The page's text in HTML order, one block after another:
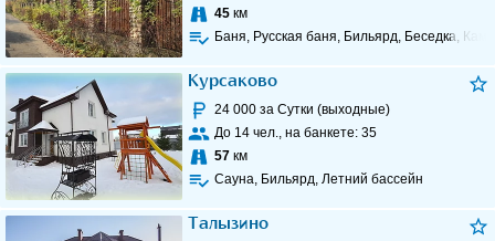
45 км
Баня, Русская баня, Бильярд, Беседка,
Курсаково
24 000 за Сутки (выходные)
До 14 чел., на банкете: 35
57 км
Сауна, Бильярд, Летний бассейн
Талызино